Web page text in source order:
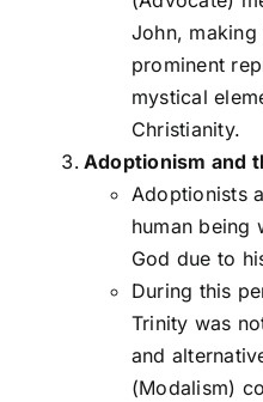
John, making
prominent
mystical
Christianity.
Adoptionism and
Adoptionists
human being
God due to
During this
Trinity was
and
(Modalism)